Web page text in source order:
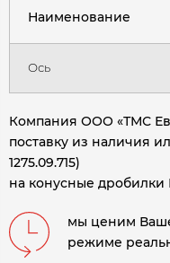
Наименование
Ось
Компания ООО «ТМС
поставку из наличия
1275.09.715)
на конусные
мы ценим
режиме